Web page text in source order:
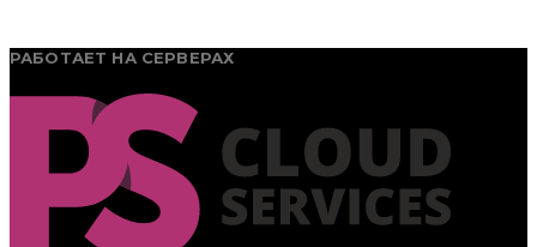
РАБОТАЕТ НА СЕРВЕРАХ